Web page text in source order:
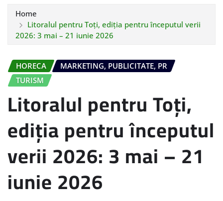
Home
Litoralul pentru Toți, ediția pentru începutul verii
2026: 3 mai – 21 iunie 2026
HORECA
MARKETING, PUBLICITATE, PR
TURISM
Litoralul pentru Toți,
ediția pentru începutul
verii 2026: 3 mai – 21
iunie 2026